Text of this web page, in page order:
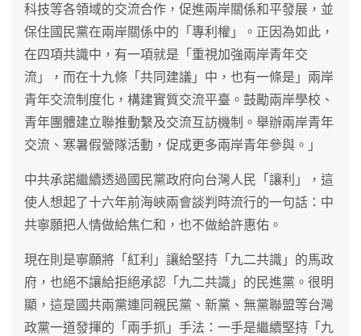
科技等各領域的交流合作，促進兩岸關係和平發展，並
保住國民黨在兩岸關係中的「專利權」。正因為如此，
在四項共識中，有一項就是「重視加強兩岸青年交
流」，而在十九條「共同建議」中，也有一條是」兩岸
青年交流制度化，構建實質交流平臺。鼓勵兩岸學校、
青年團體建立聯推動繫及交流互訪機制。舉辦兩岸青年
交流、寒暑假營隊活動，促成更多兩岸青年參與。」
中共承諾繼續透過國民黨政府向台灣人民「讓利」，這
使人想起了十六年前海峽兩會談判時流行的一句話：中
共寧願把人情做給焦仁和，也不做給許惠佑。
現在則是寧願將「紅利」讓給堅持「九二共識」的馬政
府，也絕不讓給拒絕承認「九二共識」的民進黨。很明
顯，這是國共兩黨連同親民黨、新黨、無黨聯盟等台灣
政黨一道發揮的「兩手抓」手法：一手是繼續堅持「九